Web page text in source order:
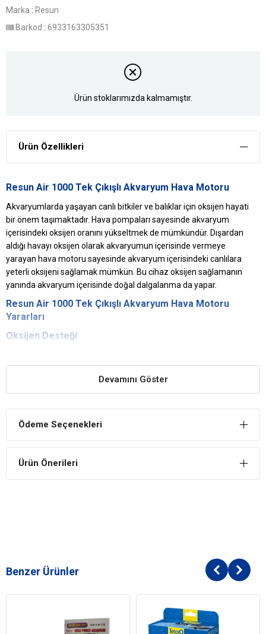
Marka : Resun
Barkod : 6933163305351
Ürün stoklarımızda kalmamıştır.
Ürün Özellikleri
Resun Air 1000 Tek Çıkışlı Akvaryum Hava Motoru
Akvaryumlarda yaşayan canlı bitkiler ve balıklar için oksijen hayati
bir önem taşımaktadır. Hava pompaları sayesinde akvaryum
içerisindeki oksijen oranını yükseltmek de mümkündür. Dışardan
aldığı havayı oksijen olarak akvaryumun içerisinde vermeye
yarayan hava motoru sayesinde akvaryum içerisindeki canlılara
yeterli oksijeni sağlamak mümkün. Bu cihaz oksijen sağlamanın
yanında akvaryum içerisinde doğal dalgalanma da yapar.
Resun Air 1000 Tek Çıkışlı Akvaryum Hava Motoru
Yararları
Oksijen Desteği
arttırmak mümkündür.
motoru sayesinde bu oksijeni su içerisinde elde ederek sağlıklı bir
şekilde yaşamlarını sürdürürler.
Devamını Göster
Ödeme Seçenekleri
Ürün Önerileri
Benzer Ürünler